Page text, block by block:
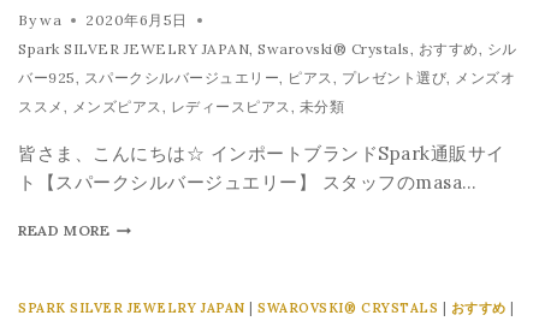
By wa
2020年6月5日
Spark SILVER JEWELRY JAPAN, Swarovski® Crystals, おすすめ, シル
バー925, スパークシルバージュエリー, ピアス, プレゼント選び, メンズオ
ススメ , メンズピアス, レディースピアス, 未分類
皆さま、こんにちは☆ インポートブランドSpark通販サイ
ト【スパークシルバージュエリー】 スタッフのmasa…
READ MORE
SPARK SILVER JEWELRY JAPAN |SWAROVSKI® CRYSTALS おすすめ